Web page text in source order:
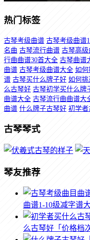
热门标签
古琴考级曲谱 古琴考级曲谱
名曲 古琴流行曲谱 古琴高
行曲曲谱30首大全 古琴曲谱
曲谱 古琴考级曲谱大全 如何
谱 古琴买什么牌子好 如何
么古琴好 古琴初学买什么牌
曲谱大全 古琴流行曲曲谱大
曲谱 什么牌子古琴好 初学者
古琴琴式
琴友推荐
曲谱1-10级减字谱
么古琴好「价格档